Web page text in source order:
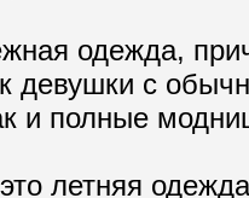
одежда,
девушки с
и полные
летняя